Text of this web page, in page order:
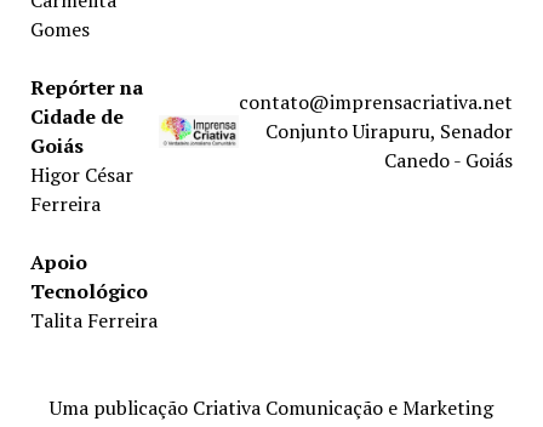
Gomes
Repórter na
Cidade de
Goiás
Higor César
Ferreira
Apoio
Tecnológico
Talita Ferreira
contato@imprensacriativa.net
Conjunto Uirapuru, Senador
Canedo - Goiás
Uma publicação Criativa Comunicação e Marketing